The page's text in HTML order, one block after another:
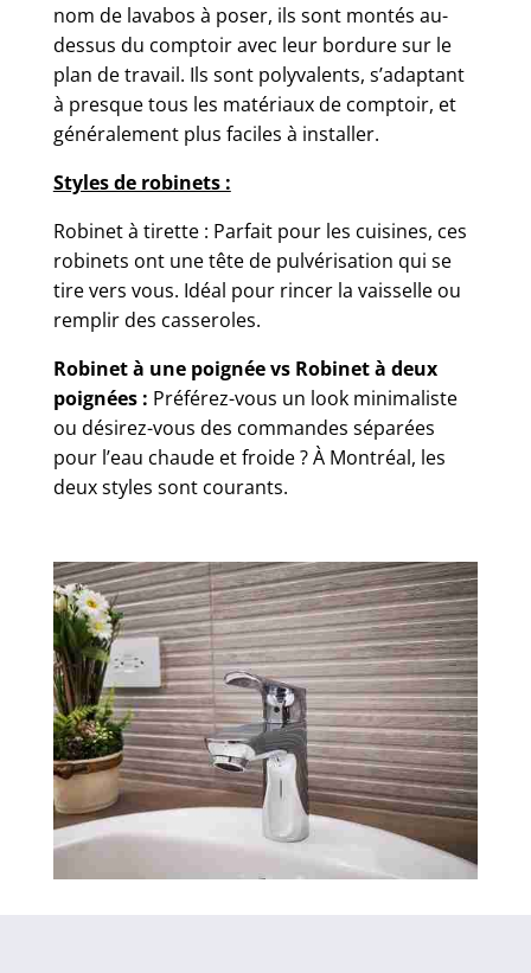
nom de lavabos à poser, ils sont montés au-
dessus du comptoir avec leur bordure sur le
plan de travail. Ils sont polyvalents, s’adaptant
à presque tous les matériaux de comptoir, et
généralement plus faciles à installer.
Styles de robinets :
Robinet à tirette : Parfait pour les cuisines, ces
robinets ont une tête de pulvérisation qui se
tire vers vous. Idéal pour rincer la vaisselle ou
remplir des casseroles.
Robinet à une poignée vs Robinet à deux
poignées : Préférez-vous un look minimaliste
ou désirez-vous des commandes séparées
pour l’eau chaude et froide ? À Montréal, les
deux styles sont courants.